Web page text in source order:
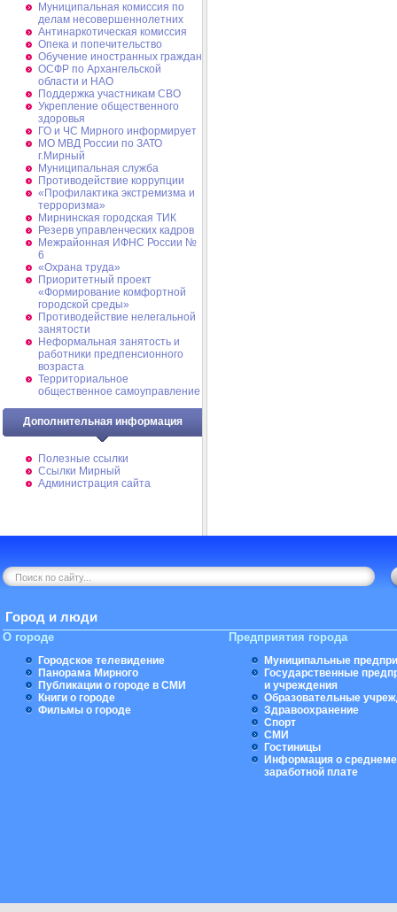
Муниципальная комиссия по
делам несовершеннолетних
Антинаркотическая комиссия
Опека и попечительство
Обучение иностранных граждан
ОСФР по Архангельской
области и НАО
Поддержка участникам СВО
Укрепление общественного
здоровья
ГО и ЧС Мирного информирует
МО МВД России по ЗАТО
г.Мирный
Муниципальная cлужба
Противодействие коррупции
«Профилактика экстремизма и
терроризма»
Мирнинская городская ТИК
Резерв управленческих кадров
Межрайонная ИФНС России №
6
«Охрана труда»
Приоритетный проект
«Формирование комфортной
городской среды»
Противодействие нелегальной
занятости
Неформальная занятость и
работники предпенсионного
возраста
Территориальное
общественное самоуправление
Дополнительная информация
Полезные ссылки
Ссылки Мирный
Администрация сайта
Город и люди
О городе
Городское телевидение
Панорама Мирного
Публикации о городе в СМИ
Книги о городе
Фильмы о городе
Предприятия города
Муниципальные
Государственные
и учреждения
Образовательные
Здравоохранение
Спорт
СМИ
Гостиницы
Информация о
заработной плате